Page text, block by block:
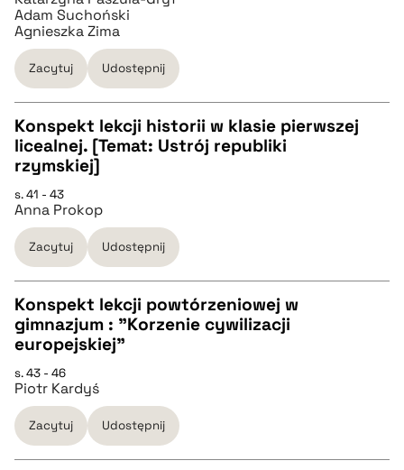
pobierz cytat
pobierz cytat
Adam Suchoński
Agnieszka Zima
Zacytuj Udostępnij
CZYSTY TEKST
pobierz cytat
BIBTEX
pobierz cytat
Konspekt lekcji historii w klasie pierwszej
licealnej. [Temat: Ustrój republiki
rzymskiej]
s. 41 - 43
Anna Prokop
Zacytuj Udostępnij
CZYSTY TEKST
pobierz cytat
BIBTEX
Konspekt lekcji powtórzeniowej w
gimnazjum : "Korzenie cywilizacji
europejskiej"
s. 43 - 46
Piotr Kardyś
Zacytuj Udostępnij